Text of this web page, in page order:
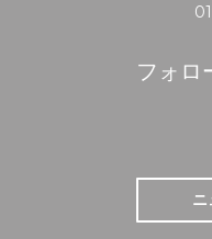
フォロ
ニ